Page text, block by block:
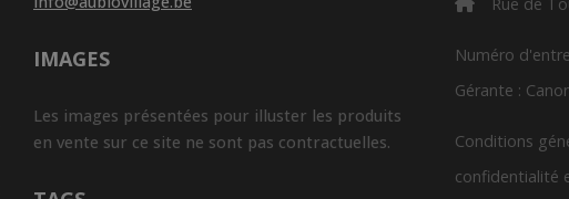
IMAGES
Les images présentées pour illuster les produits
en vente sur ce site ne sont pas contractuelles.
Numéro
Gérante :
Conditions
confidentialité